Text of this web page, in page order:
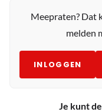
Meepraten? Dat
melden
INLOGGEN
Je kunt